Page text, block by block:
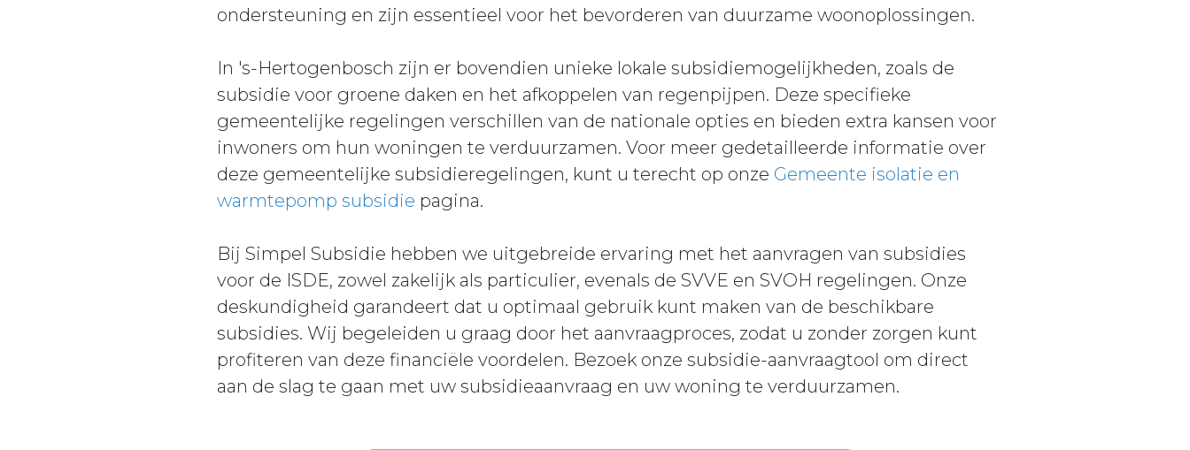
ondersteuning en zijn essentieel voor het bevorderen van duurzame woonoplossingen.
In 's-Hertogenbosch zijn er bovendien unieke lokale subsidiemogelijkheden, zoals de
subsidie voor groene daken en het afkoppelen van regenpijpen. Deze specifieke
gemeentelijke regelingen verschillen van de nationale opties en bieden extra kansen voor
inwoners om hun woningen te verduurzamen. Voor meer gedetailleerde informatie over
deze gemeentelijke subsidieregelingen, kunt u terecht op onze Gemeente isolatie en
warmtepomp subsidie pagina.
Bij Simpel Subsidie hebben we uitgebreide ervaring met het aanvragen van subsidies
voor de ISDE, zowel zakelijk als particulier, evenals de SVVE en SVOH regelingen. Onze
deskundigheid garandeert dat u optimaal gebruik kunt maken van de beschikbare
subsidies. Wij begeleiden u graag door het aanvraagproces, zodat u zonder zorgen kunt
profiteren van deze financiële voordelen. Bezoek onze subsidie-aanvraagtool om direct
aan de slag te gaan met uw subsidieaanvraag en uw woning te verduurzamen.